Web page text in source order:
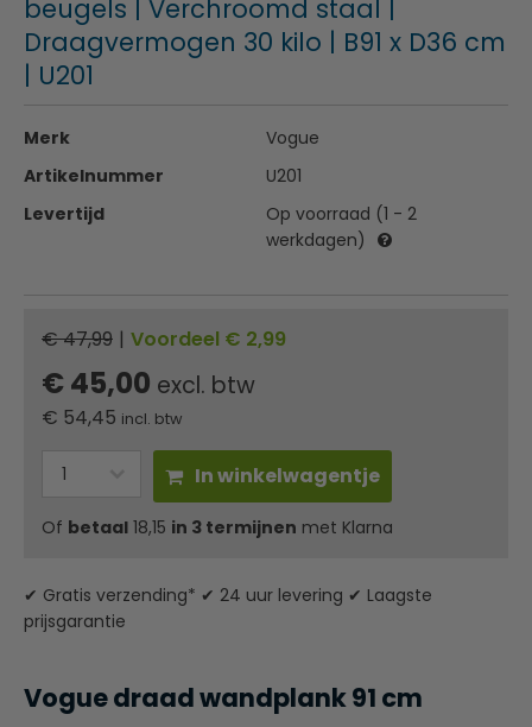
beugels | Verchroomd staal |
Draagvermogen 30 kilo | B91 x D36 cm
| U201
Merk
Vogue
Artikelnummer
U201
Levertijd
Op voorraad (1 - 2
werkdagen)
€ 47,99 | Voordeel € 2,99
€ 45,00 excl. btw
€ 54,45 incl. btw
In winkelwagentje
Of betaal 18,15 in 3 termijnen met Klarna
✔ Gratis verzending* ✔ 24 uur levering ✔ Laagste
prijsgarantie
Vogue draad wandplank 91 cm